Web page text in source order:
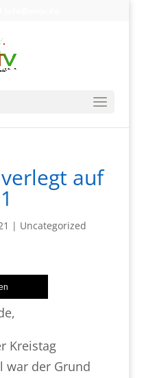
auf
| Uncategorized
Kreistag
war der Grund